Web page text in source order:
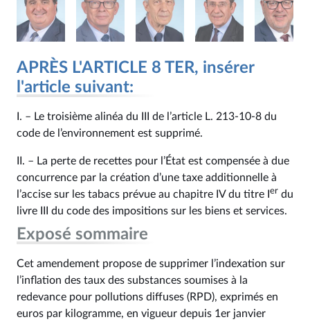
APRÈS L'ARTICLE 8 TER, insérer
l'article suivant:
I. – Le troisième alinéa du III de l’article L. 213‑10‑8 du
code de l’environnement est supprimé.
II. – La perte de recettes pour l’État est compensée à due
concurrence par la création d’une taxe additionnelle à
l’accise sur les tabacs prévue au chapitre IV du titre I er du
livre III du code des impositions sur les biens et services.
Exposé sommaire
Cet amendement propose de supprimer l’indexation sur
l’inflation des taux des substances soumises à la
redevance pour pollutions diffuses (RPD), exprimés en
euros par kilogramme, en vigueur depuis 1er janvier